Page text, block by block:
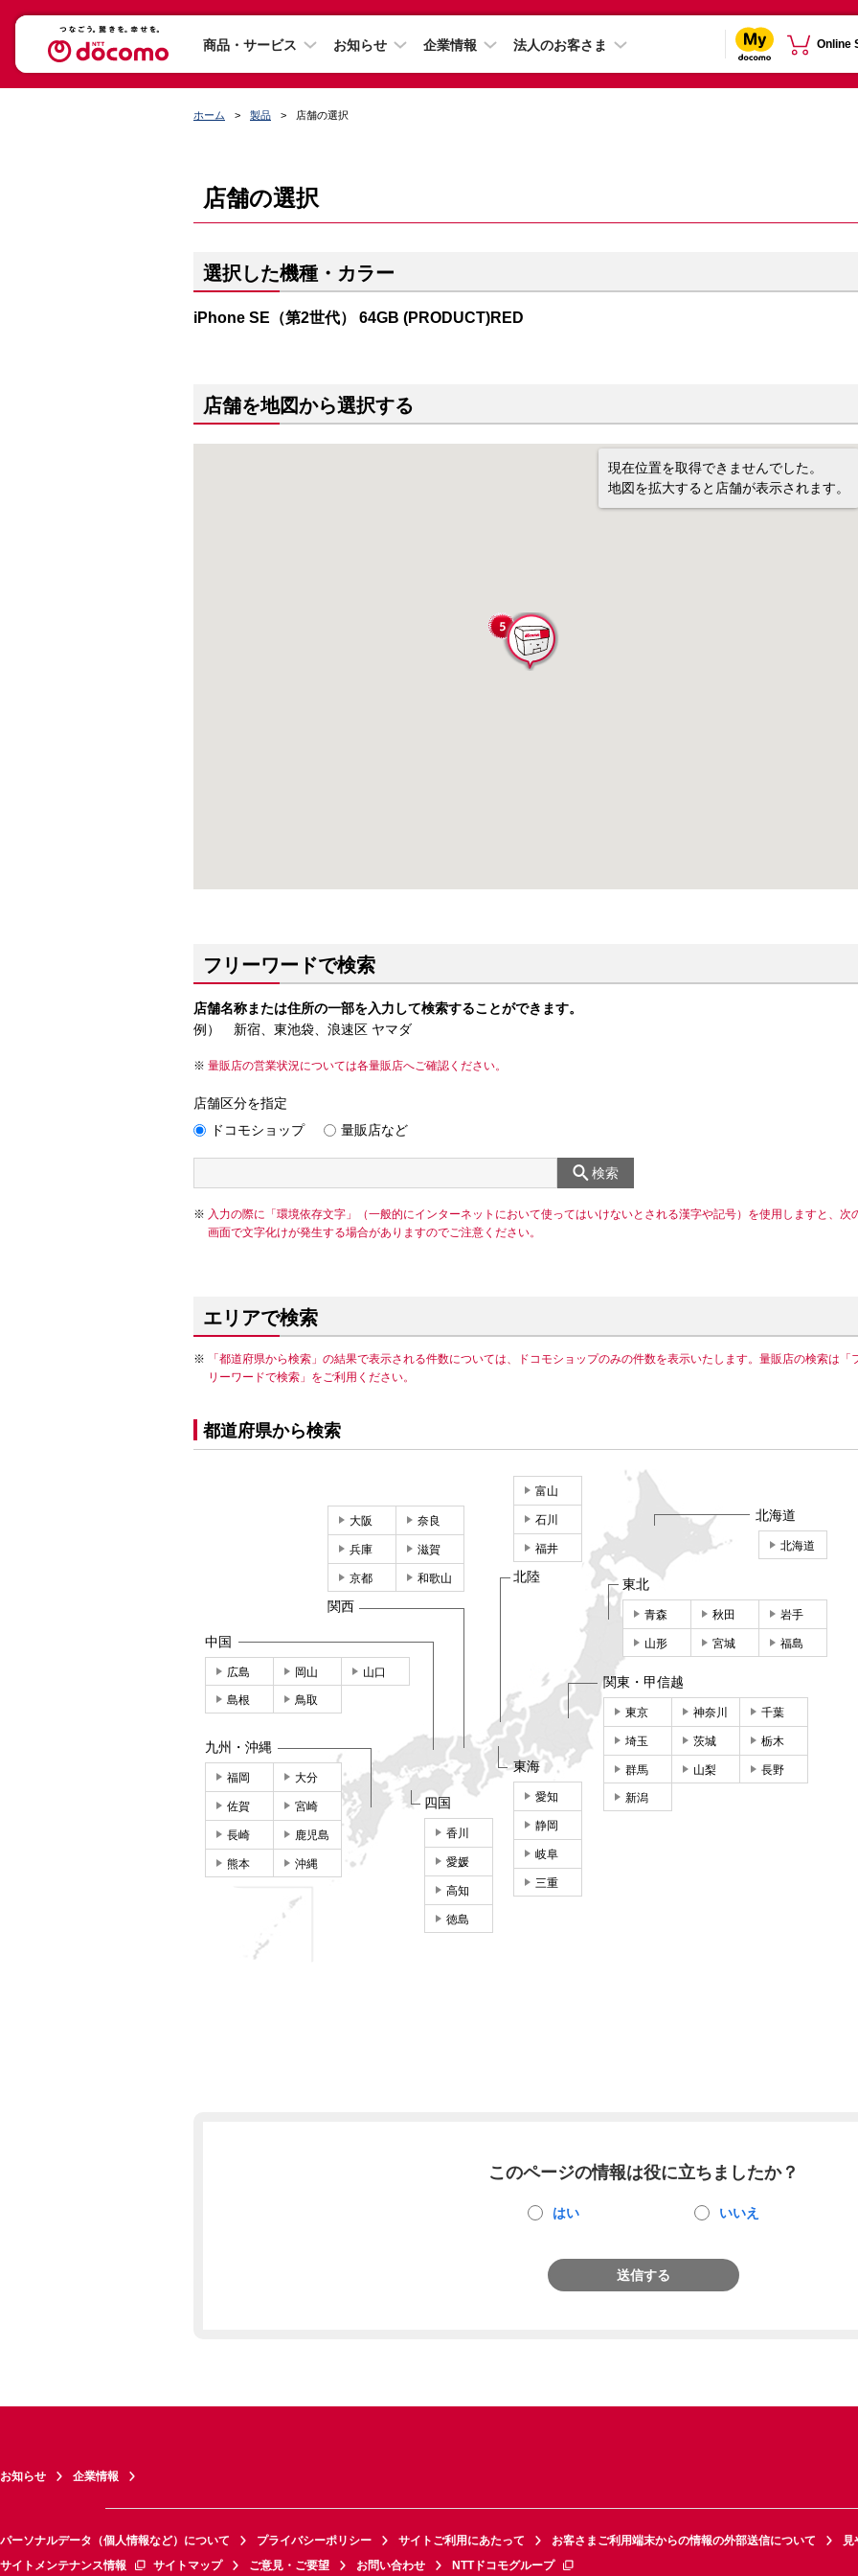
商品・サービス お知らせ 企業情報 法人のお客さま Online
ホーム 製品 店舗の選択
店舗の選択
選択した機種・カラー
iPhone SE（第2世代） 64GB (PRODUCT)RED
店舗を地図から選択する
現在位置を取得できませんでした。
地図を拡大すると店舗が表示されます。
フリーワードで検索
店舗名称または住所の一部を入力して検索することができます。
例） 新宿、東池袋、浪速区 ヤマダ
量販店の営業状況については各量販店へご確認ください。
店舗区分を指定
ドコモショップ
量販店など
検索
入力の際に「環境依存文字」（一般的にインターネットにおいて使ってはいけないとされる漢字や記号）を使用しますと、次
画面で文字化けが発生する場合がありますのでご注意ください。
エリアで検索
「都道府県から検索」の結果で表示される件数については、ドコモショップのみの件数を表示いたします。量販店の検索は「
リーワードで検索」をご利用ください。
都道府県から検索
北海道
北海道
東北
青森 秋田 岩手
山形 宮城 福島
関東・甲信越
東京 神奈川 千葉
埼玉 茨城 栃木
群馬 山梨 長野
新潟
東海
愛知
静岡
岐阜
三重
富山
石川
福井
北陸
大阪 奈良
兵庫 滋賀
京都 和歌山
関西
中国
広島 岡山 山口
島根 鳥取
四国
香川
愛媛
高知
徳島
九州・沖縄
福岡 大分
佐賀 宮崎
長崎 鹿児島
熊本 沖縄
このページの情報は役に立ちましたか？
はい いいえ
送信する
お知らせ 企業情報
パーソナルデータ（個人情報など）について プライバシーポリシー サイトご利用にあたって お客さまご利用端末からの情報の外部送信について
見
サイトメンテナンス情報
サイトマップ ご意見・ご要望 お問い合わせ NTTドコモグループ